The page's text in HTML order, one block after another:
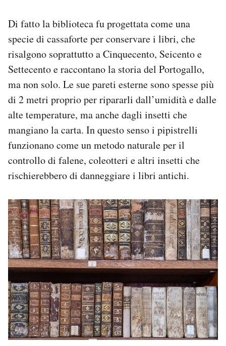
Di fatto la biblioteca fu progettata come una
specie di cassaforte per conservare i libri, che
risalgono soprattutto a Cinquecento, Seicento e
Settecento e raccontano la storia del Portogallo,
ma non solo. Le sue pareti esterne sono spesse più
di 2 metri proprio per ripararli dall’umidità e dalle
alte temperature, ma anche dagli insetti che
mangiano la carta. In questo senso i pipistrelli
funzionano come un metodo naturale per il
controllo di falene, coleotteri e altri insetti che
rischierebbero di danneggiare i libri antichi.